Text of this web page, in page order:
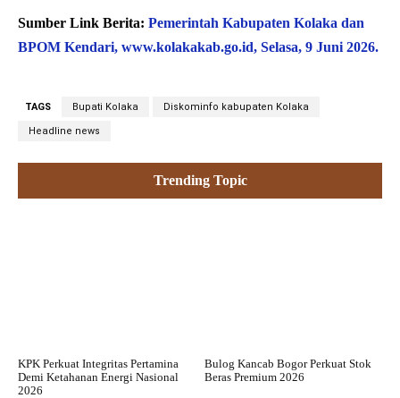
Sumber Link Berita: Pemerintah Kabupaten Kolaka dan
BPOM Kendari, www.kolakakab.go.id, Selasa, 9 Juni 2026.
TAGS Bupati Kolaka Diskominfo kabupaten Kolaka
Headline news
Trending Topic
KPK Perkuat Integritas Pertamina
Demi Ketahanan Energi Nasional
2026
Bulog Kancab Bogor Perkuat Stok
Beras Premium 2026